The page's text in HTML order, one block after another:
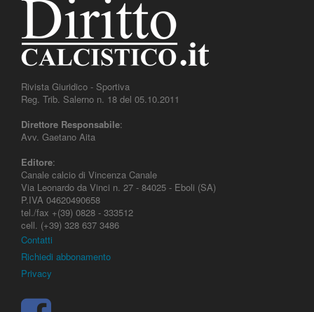
Rivista Giuridico - Sportiva
Reg. Trib. Salerno n. 18 del 05.10.2011
Direttore Responsabile:
Avv. Gaetano Aita
Editore:
Canale calcio di Vincenza Canale
Via Leonardo da Vinci n. 27 - 84025 - Eboli (SA)
P.IVA 04620490658
tel./fax +(39) 0828 - 333512
cell. (+39) 328 637 3486
Contatti
Richiedi abbonamento
Privacy